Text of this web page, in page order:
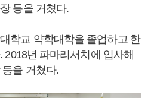
등을 거쳤다.
학교 약학대학을 졸업하고 한
년 파마리서치에 입사해
을 거쳤다.